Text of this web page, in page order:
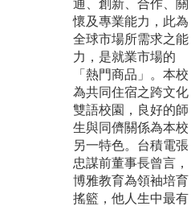
通、創新、合作、關
懷及專業能力，此為
全球市場所需求之能
力，是就業市場的
「熱門商品」。本校
為共同住宿之跨文化
雙語校園，良好的師
生與同儕關係為本校
另一特色。台積電張
忠謀前董事長曾言，
博雅教育為領袖培育
搖籃，他人生中最有